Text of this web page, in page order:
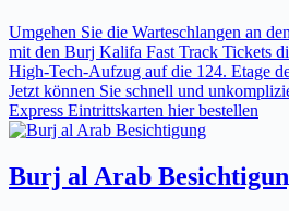
Umgehen Sie die Warteschlangen an
mit den Burj Kalifa Fast Track Tickets
High-Tech-Aufzug auf die 124. Etage
Jetzt können Sie schnell und
Express Eintrittskarten hier bestellen
Burj al Arab